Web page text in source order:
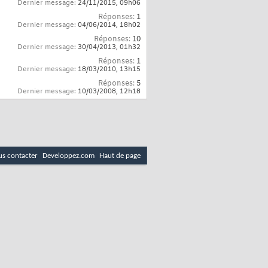
Dernier message: 24/11/2015, 09h06
Réponses: 1
Dernier message: 04/06/2014, 18h02
Réponses: 10
Dernier message: 30/04/2013, 01h32
Réponses: 1
Dernier message: 18/03/2010, 13h15
Réponses: 5
Dernier message: 10/03/2008, 12h18
contacter Developpez.com Haut de page